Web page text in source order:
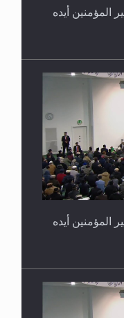
المؤمنين أيده
المؤمنين أيده